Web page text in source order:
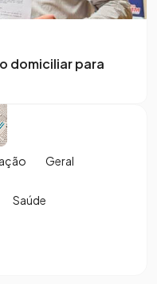
domiciliar para
Geral
Saúde